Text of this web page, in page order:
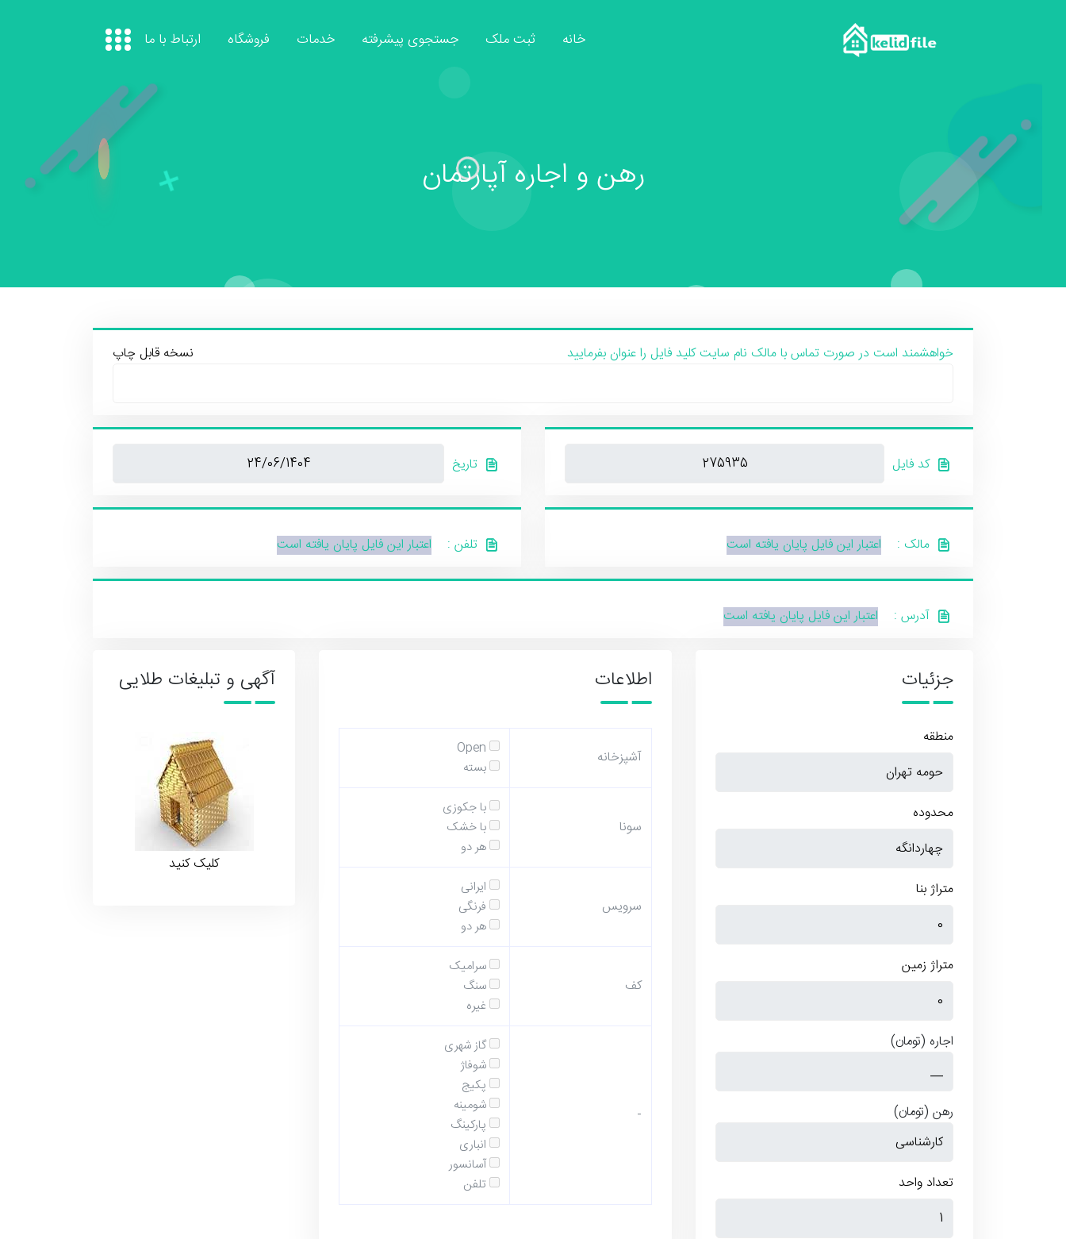
خانه ثبت ملک جستجوی پیشرفته خدمات فروشگاه ارتباط با ما
رهن و اجاره آپارتمان
خواهشمند است در صورت تماس با مالک نام سایت کلید فایل را عنوان بفرمایید نسخه قابل چاپ
کد فایل تاریخ
مالک : اعتبار این فایل پایان یافته است تلفن : اعتبار این فایل پایان یافته است
آدرس : اعتبار این فایل پایان یافته است
جزئیات
منطقه
محدوده
متراژ بنا
متراژ زمین
اجاره (تومان)
رهن (تومان)
تعداد واحد
اطلاعات
آشپزخانه
Open
بسته
سونا
با جکوزی
با خشک
هر دو
سرویس
ایرانی
فرنگی
هر دو
کف
سرامیک
سنگ
غیره
-
گاز شهری
شوفاژ
پکیج
شومینه
پارکینگ
انباری
آسانسور
تلفن
آگهی و تبلیغات طلایی
کلیک کنید